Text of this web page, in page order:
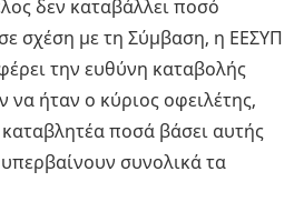
δεν καταβάλλει ποσό
σχέση με τη Σύμβαση, η ΕΕΣΥΠ
την ευθύνη καταβολής
ήταν ο κύριος οφειλέτης,
ποσά βάσει αυτής
συνολικά τα